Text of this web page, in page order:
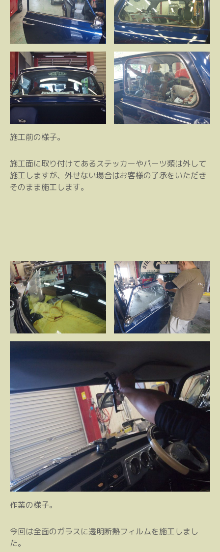
施工前の様子。
施工面に取り付けてあるステッカーやパーツ類は外して
施工しますが、外せない場合はお客様の了承をいただき
そのまま施工します。
作業の様子。
今回は全面のガラスに透明断熱フィルムを施工しまし
た。